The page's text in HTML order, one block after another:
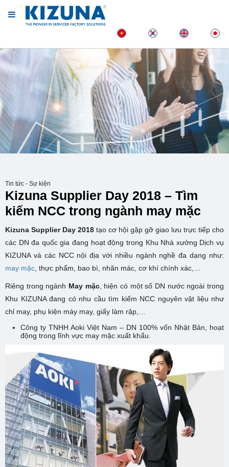
Tin tức - Sự kiện
Kizuna Supplier Day 2018 – Tìm
kiếm NCC trong ngành may mặc
Kizuna Supplier Day 2018 tạo cơ hội gặp gỡ giao lưu trực tiếp cho
các DN đa quốc gia đang hoạt động trong Khu Nhà xưởng Dịch vụ
KIZUNA và các NCC nội địa với nhiều ngành nghề đa dạng như:
may mặc , thực phẩm, bao bì, nhãn mác, cơ khí chính xác,…
Riêng trong ngành May mặc, hiện có một số DN nước ngoài trong
Khu KIZUNA đang có nhu cầu tìm kiếm NCC nguyên vật liệu như
chỉ may, phụ kiện máy may, giấy làm rập,…
Công ty TNHH Aoki Việt Nam – DN 100% vốn Nhật Bản, hoạt
động trong lĩnh vực may mặc xuất khẩu.